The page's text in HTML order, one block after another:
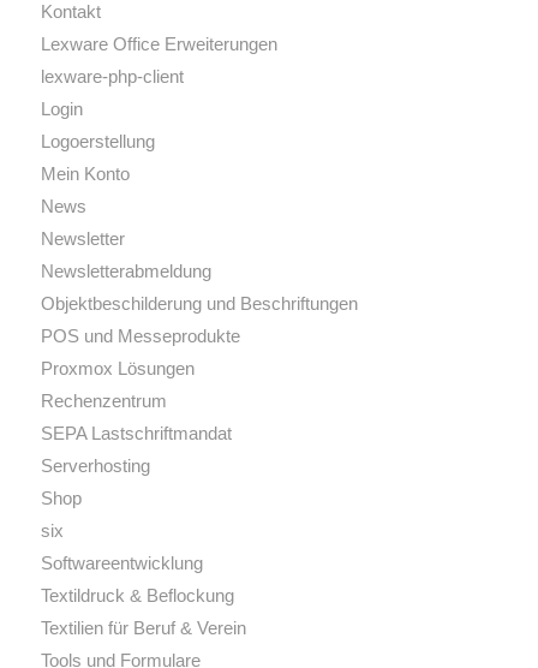
Kontakt
Lexware Office Erweiterungen
lexware-php-client
Login
Logoerstellung
Mein Konto
News
Newsletter
Newsletterabmeldung
Objektbeschilderung und Beschriftungen
POS und Messeprodukte
Proxmox Lösungen
Rechenzentrum
SEPA Lastschriftmandat
Serverhosting
Shop
six
Softwareentwicklung
Textildruck & Beflockung
Textilien für Beruf & Verein
Tools und Formulare